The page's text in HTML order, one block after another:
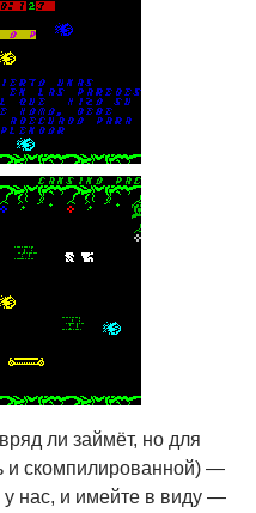
ли займёт, но для
и скомпилированной) —
нас, и имейте в виду —